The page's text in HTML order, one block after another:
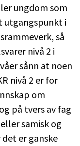
ungdom som
utgangspunkt i
så
nivå 2 i
sånn at noen
nivå 2 er for
om
på tvers av fag
samisk og
er ganske